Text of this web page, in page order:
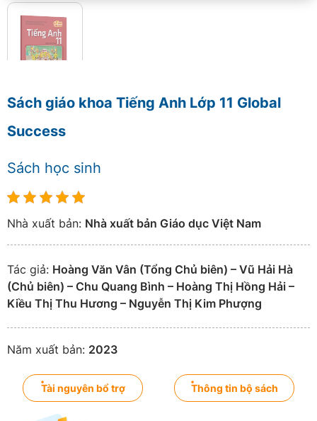
Sách giáo khoa Tiếng Anh Lớp 11 Global
Success
Sách học sinh
Nhà xuất bản: Nhà xuất bản Giáo dục Việt Nam
Tác giả: Hoàng Văn Vân (Tổng Chủ biên) – Vũ Hải Hà
(Chủ biên) – Chu Quang Bình – Hoàng Thị Hồng Hải –
Kiều Thị Thu Hương – Nguyễn Thị Kim Phượng
Năm xuất bản: 2023
Tài nguyên bổ trợ Thông tin bộ sách